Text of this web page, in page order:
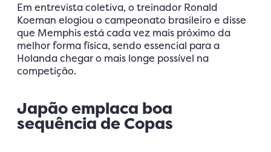
Em entrevista coletiva, o treinador Ronald
Koeman elogiou o campeonato brasileiro e disse
que Memphis está cada vez mais próximo da
melhor forma física, sendo essencial para a
Holanda chegar o mais longe possível na
competição.
Japão emplaca boa
sequência de Copas